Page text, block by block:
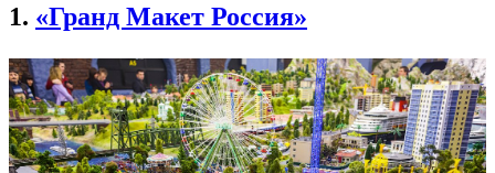
1. «Гранд Макет Россия»